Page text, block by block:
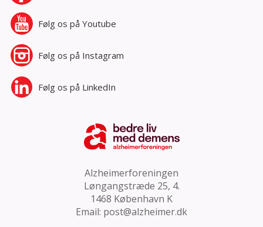
Følg os på Youtube
Følg os på Instagram
Følg os på LinkedIn
Alzheimerforeningen
Løngangstræde 25, 4.
1468 København K
Email: post@alzheimer.dk